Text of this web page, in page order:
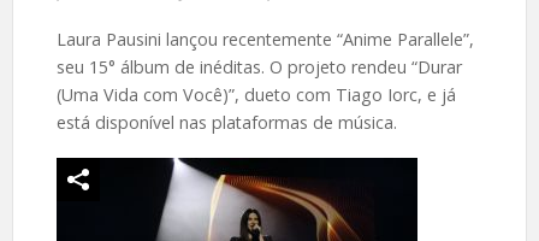
Laura Pausini lançou recentemente “Anime Parallele”,
seu 15° álbum de inéditas. O projeto rendeu “Durar
(Uma Vida com Você)”, dueto com Tiago Iorc, e já
está disponível nas plataformas de música.